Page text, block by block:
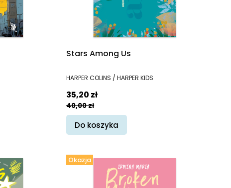
Stars Among Us
PRODUCENT
HARPER COLINS / HARPER KIDS
Cena promocyjna
35,20 zł
40,00 zł
Do koszyka
Okazja